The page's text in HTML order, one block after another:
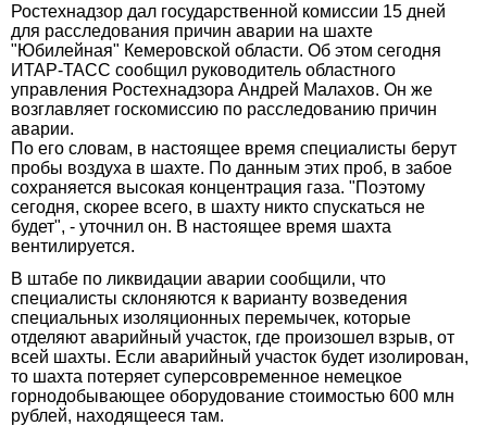
Ростехнадзор дал государственной комиссии 15 дней
для расследования причин аварии на шахте
"Юбилейная" Кемеровской области. Об этом сегодня
ИТАР-ТАСС сообщил руководитель областного
управления Ростехнадзора Андрей Малахов. Он же
возглавляет госкомиссию по расследованию причин
аварии.
По его словам, в настоящее время специалисты берут
пробы воздуха в шахте. По данным этих проб, в забое
сохраняется высокая концентрация газа. "Поэтому
сегодня, скорее всего, в шахту никто спускаться не
будет", - уточнил он. В настоящее время шахта
вентилируется.
В штабе по ликвидации аварии сообщили, что
специалисты склоняются к варианту возведения
специальных изоляционных перемычек, которые
отделяют аварийный участок, где произошел взрыв, от
всей шахты. Если аварийный участок будет изолирован,
то шахта потеряет суперсовременное немецкое
горнодобывающее оборудование стоимостью 600 млн
рублей, находящееся там.